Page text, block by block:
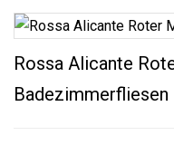
Rossa Alicante
Badezimmerfliesen